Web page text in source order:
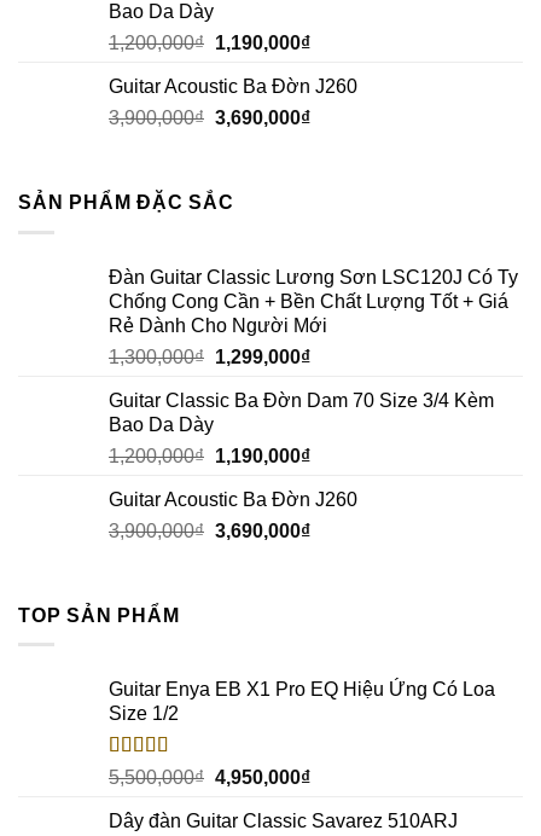
Bao Da Dày
1,200,000₫ 1,190,000₫
Guitar Acoustic Ba Đờn J260
3,900,000₫ 3,690,000₫
SẢN PHẨM ĐẶC SẮC
Đàn Guitar Classic Lương Sơn LSC120J Có Ty
Chống Cong Cần + Bền Chất Lượng Tốt + Giá
Rẻ Dành Cho Người Mới
1,300,000₫ 1,299,000₫
Guitar Classic Ba Đờn Dam 70 Size 3/4 Kèm
Bao Da Dày
1,200,000₫ 1,190,000₫
Guitar Acoustic Ba Đờn J260
3,900,000₫ 3,690,000₫
TOP SẢN PHẨM
Guitar Enya EB X1 Pro EQ Hiệu Ứng Có Loa
Size 1/2
Rated5.00
out of 5
5,500,000₫ 4,950,000₫
Dây đàn Guitar Classic Savarez 510ARJ